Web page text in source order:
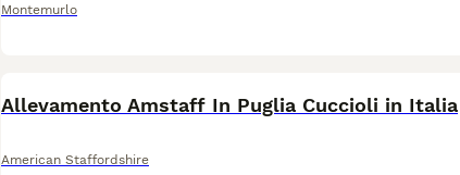
Montemurlo
Allevamento Amstaff In Puglia Cuccioli in Italia
American Staffordshire